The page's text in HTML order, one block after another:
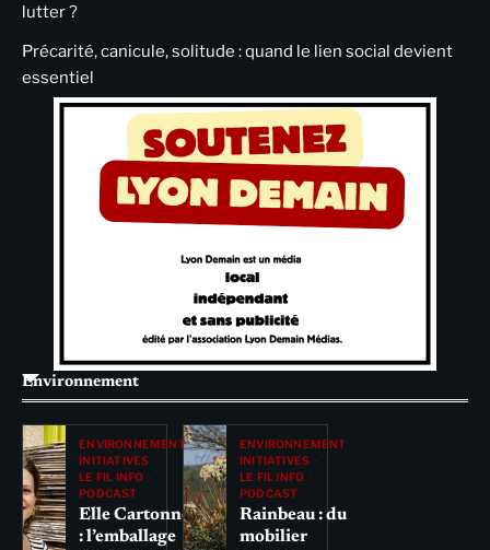
lutter ?
Précarité, canicule, solitude : quand le lien social devient
essentiel
Environnement
ENVIRONNEMENT
INITIATIVES
LE FIL INFO
PODCAST
Elle Cartonne
: l’emballage
ENVIRONNEMENT
INITIATIVES
LE FIL INFO
PODCAST
Rainbeau : du
mobilier